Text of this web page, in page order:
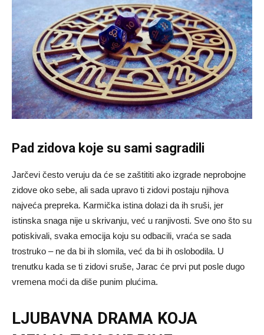
Pad zidova koje su sami sagradili
Jarčevi često veruju da će se zaštititi ako izgrade neprobojne
zidove oko sebe, ali sada upravo ti zidovi postaju njihova
najveća prepreka. Karmička istina dolazi da ih sruši, jer
istinska snaga nije u skrivanju, već u ranjivosti. Sve ono što su
potiskivali, svaka emocija koju su odbacili, vraća se sada
trostruko – ne da bi ih slomila, već da bi ih oslobodila. U
trenutku kada se ti zidovi sruše, Jarac će prvi put posle dugo
vremena moći da diše punim plućima.
LJUBAVNA DRAMA KOJA